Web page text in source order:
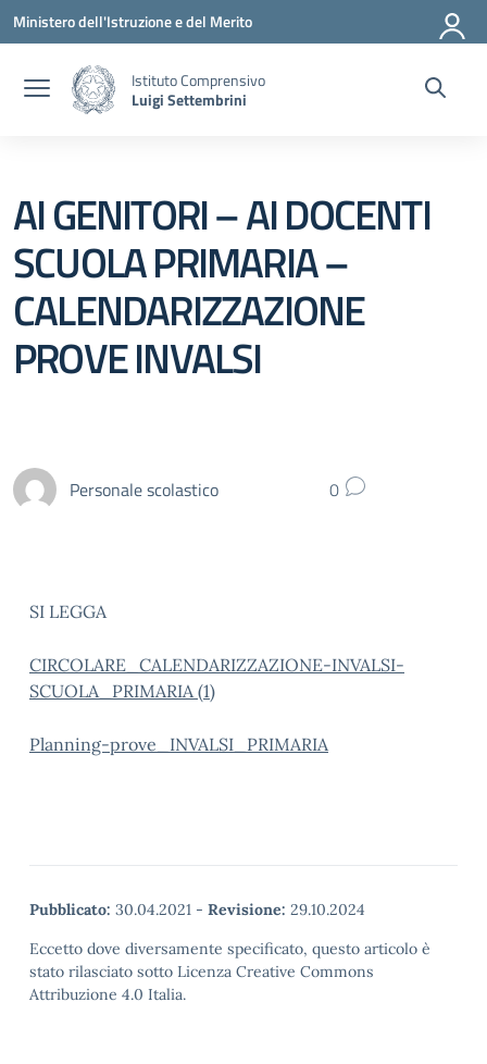
Vai ai contenuti
Vai al menu di navigazione
Vai al footer
Ministero dell'Istruzione e del Merito
Istituto Comprensivo
Luigi Settembrini
AI GENITORI – AI DOCENTI
SCUOLA PRIMARIA –
CALENDARIZZAZIONE
PROVE INVALSI
Personale scolastico 0
SI LEGGA
CIRCOLARE_CALENDARIZZAZIONE-INVALSI-
SCUOLA_PRIMARIA (1)
Planning-prove_INVALSI_PRIMARIA
Pubblicato: 30.04.2021 - Revisione: 29.10.2024
Eccetto dove diversamente specificato, questo articolo è
stato rilasciato sotto Licenza Creative Commons
Attribuzione 4.0 Italia.